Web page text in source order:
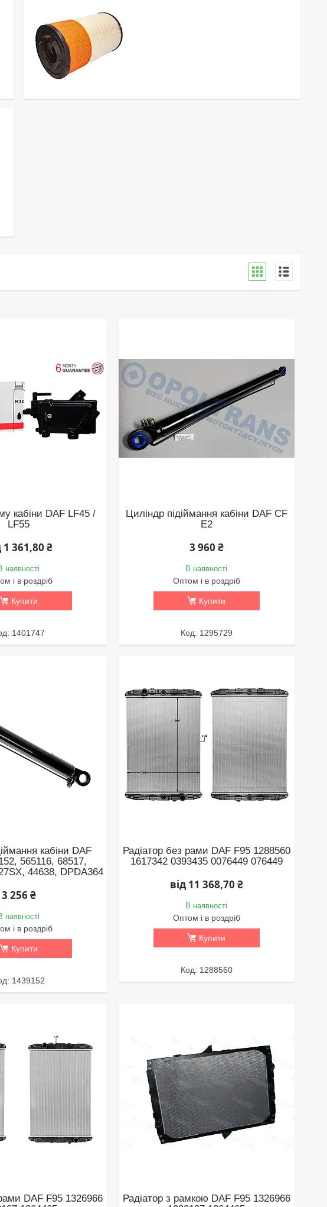
кабіни DAF LF45 /
LF55
1 361,80 ₴
наявності
і в роздріб
Купити
1401747
Циліндр підіймання кабіни DAF CF
E2
3 960 ₴
В наявності
Оптом і в роздріб
Купити
1295729
кабіни DAF
565116, 68517,
44638, DPDA364
3 256 ₴
наявності
і в роздріб
Купити
1439152
Радіатор без рами DAF F95 1288560
1617342 0393435 0076449 076449
від 11 368,70 ₴
В наявності
Оптом і в роздріб
Купити
1288560
DAF F95 1326966
Радіатор з рамкою DAF F95 1326966